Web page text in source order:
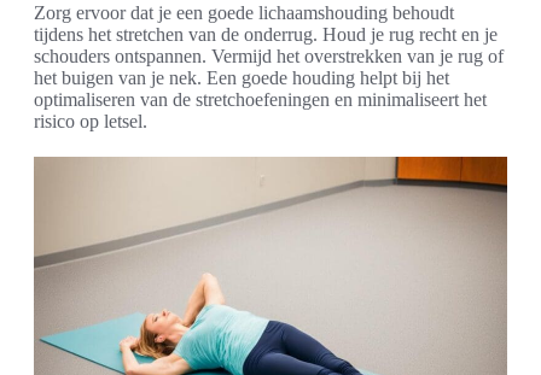
Zorg ervoor dat je een goede lichaamshouding behoudt
tijdens het stretchen van de onderrug. Houd je rug recht en je
schouders ontspannen. Vermijd het overstrekken van je rug of
het buigen van je nek. Een goede houding helpt bij het
optimaliseren van de stretchoefeningen en minimaliseert het
risico op letsel.